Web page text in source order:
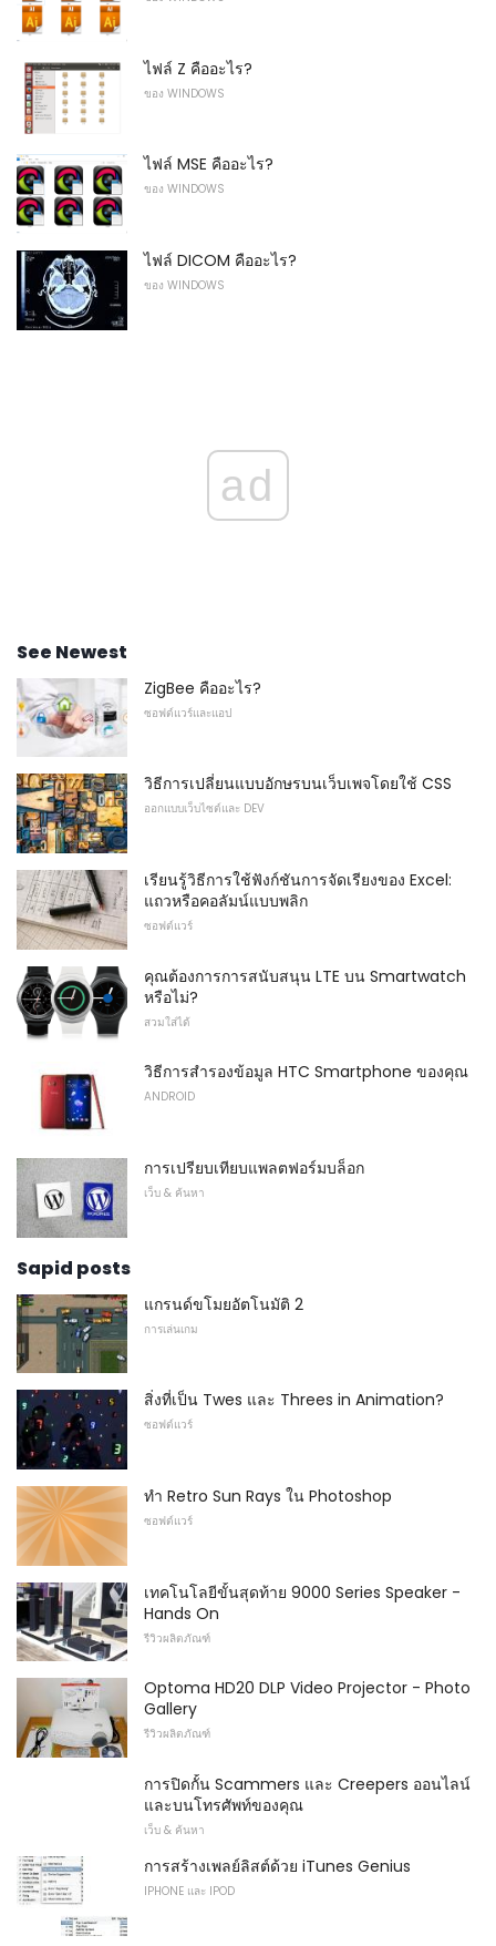
ไฟล์ Z คืออะไร?
ของ WINDOWS
ไฟล์ MSE คืออะไร?
ของ WINDOWS
ไฟล์ DICOM คืออะไร?
ของ WINDOWS
ad
See Newest
ZigBee คืออะไร?
ซอฟต์แวร์และแอป
วิธีการเปลี่ยนแบบอักษรบนเว็บเพจโดยใช้ CSS
ออกแบบเว็บไซต์และ DEV
เรียนรู้วิธีการใช้ฟังก์ชันการจัดเรียงของ Excel:
แถวหรือคอลัมน์แบบพลิก
ซอฟต์แวร์
คุณต้องการการสนับสนุน LTE บน Smartwatch
หรือไม่?
สวมใส่ได้
วิธีการสำรองข้อมูล HTC Smartphone ของคุณ
ANDROID
การเปรียบเทียบแพลตฟอร์มบล็อก
เว็บ & ค้นหา
Sapid posts
แกรนด์ขโมยอัตโนมัติ 2
การเล่นเกม
สิ่งที่เป็น Twes และ Threes in Animation?
ซอฟต์แวร์
ทำ Retro Sun Rays ใน Photoshop
ซอฟต์แวร์
เทคโนโลยีขั้นสุดท้าย 9000 Series Speaker -
Hands On
รีวิวผลิตภัณฑ์
Optoma HD20 DLP Video Projector - Photo
Gallery
รีวิวผลิตภัณฑ์
การปิดกั้น Scammers และ Creepers ออนไลน์
และบนโทรศัพท์ของคุณ
เว็บ & ค้นหา
การสร้างเพลย์ลิสต์ด้วย iTunes Genius
IPHONE และ IPOD